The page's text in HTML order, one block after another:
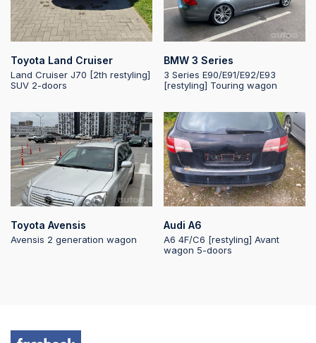
Toyota Land Cruiser
Land Cruiser J70 [2th restyling]
SUV 2-doors
BMW 3 Series
3 Series E90/E91/E92/E93
[restyling] Touring wagon
Toyota Avensis
Avensis 2 generation wagon
Audi A6
A6 4F/C6 [restyling] Avant
wagon 5-doors